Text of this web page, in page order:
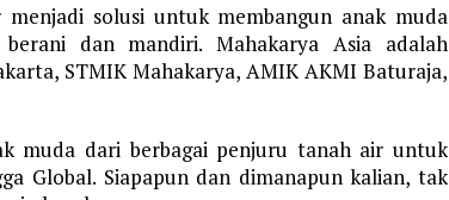
solusi untuk membangun anak muda
dan mandiri. Mahakarya Asia adalah
STMIK Mahakarya, AMIK AKMI Baturaja,
muda dari berbagai penjuru tanah air untuk
Global. Siapapun dan dimanapun kalian, tak